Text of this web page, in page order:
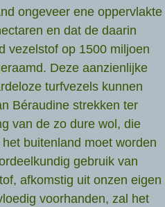
ongeveer ene oppervlakte
en dat de daarin
vezelstof op 1500 miljoen
Deze aanzienlijke
turfvezels kunnen
Béraudine strekken ter
van de zo dure wol, die
buitenland moet worden
gebruik van
afkomstig uit onzen eigen
voorhanden, zal het